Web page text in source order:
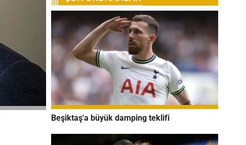
Beşiktaş'a büyük damping teklifi